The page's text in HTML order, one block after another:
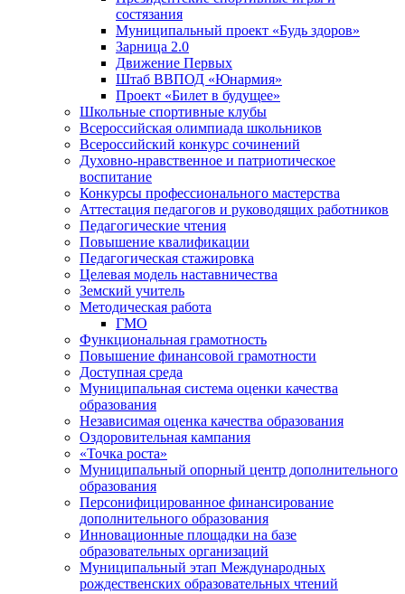
состязания
Муниципальный проект «Будь здоров»
Зарница 2.0
Движение Первых
Штаб ВВПОД «Юнармия»
Проект «Билет в будущее»
Школьные спортивные клубы
Всероссийская олимпиада школьников
Всероссийский конкурс сочинений
Духовно-нравственное и патриотическое
воспитание
Конкурсы профессионального мастерства
Аттестация педагогов и руководящих работников
Педагогические чтения
Повышение квалификации
Педагогическая стажировка
Целевая модель наставничества
Земский учитель
Методическая работа
ГМО
Функциональная грамотность
Повышение финансовой грамотности
Доступная среда
Муниципальная система оценки качества
образования
Независимая оценка качества образования
Оздоровительная кампания
«Точка роста»
Муниципальный опорный центр дополнительного
образования
Персонифицированное финансирование
дополнительного образования
Инновационные площадки на базе
образовательных организаций
Муниципальный этап Международных
рождественских образовательных чтений